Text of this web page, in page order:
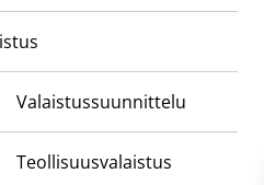
Valaistussuunnittelu
Teollisuusvalaistus